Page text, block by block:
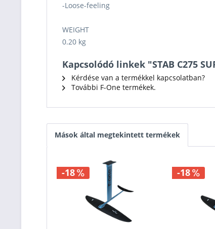
-Loose-feeling
WEIGHT
0.20 kg
Kapcsolódó linkek "STAB C275
Kérdése van a termékkel kapcsolatban?
További F-One termékek.
Mások által megtekintett termékek
-18 -18